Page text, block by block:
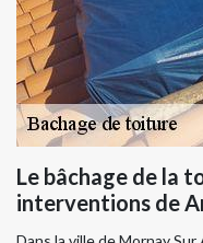
Le bâchage de la
interventions de